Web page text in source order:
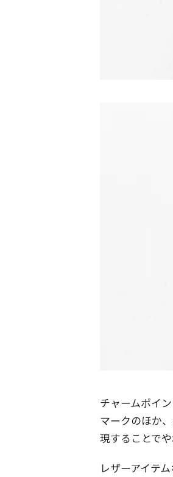
チャームポイ
マークのほか
現することで
レザーアイテ